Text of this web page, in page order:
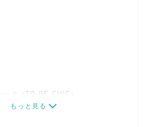
ック（TO BE CHIC）
もっと見る